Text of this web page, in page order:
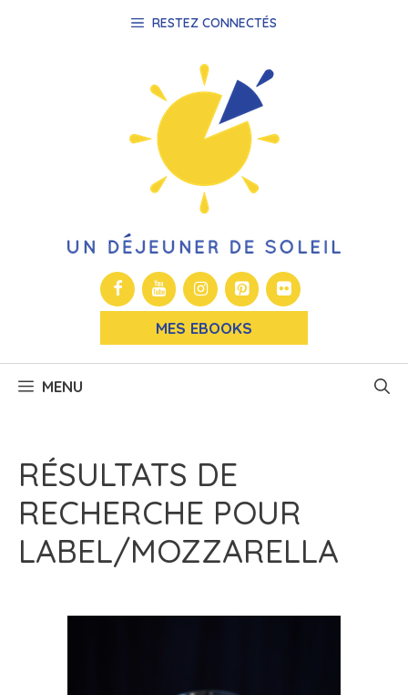
RESTEZ CONNECTÉS
MES EBOOKS
MENU
RÉSULTATS DE
RECHERCHE POUR
LABEL/MOZZARELLA